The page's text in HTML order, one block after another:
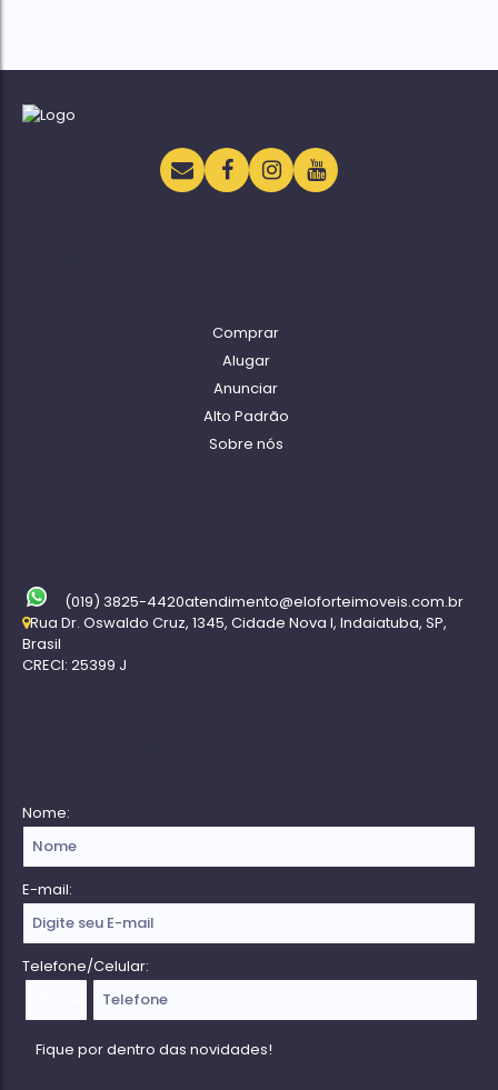
Comprar
Alugar
Anunciar
Alto Padrão
Sobre nós
(019) 3825-4420atendimento@eloforteimoveis.com.br
Rua Dr. Oswaldo Cruz, 1345, Cidade Nova I, Indaiatuba, SP,
Brasil
CRECI: 25399 J
Nome:
E-mail:
Telefone/Celular: